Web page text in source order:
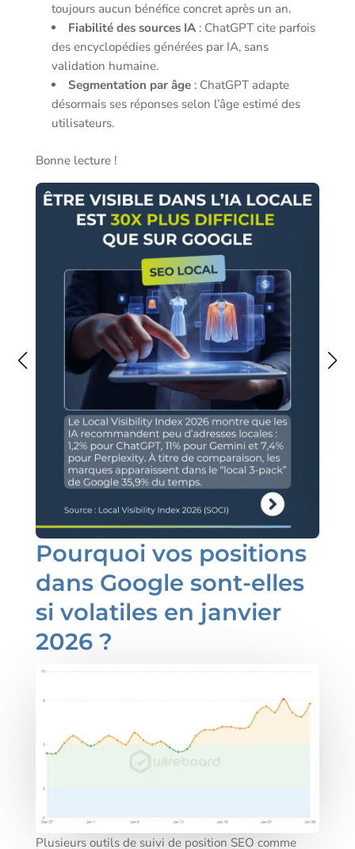
toujours aucun bénéfice concret après un an.
Fiabilité des sources IA: ChatGPT cite parfois
des encyclopédies générées par IA, sans
validation humaine.
Segmentation par âge: ChatGPT adapte
désormais ses réponses selon l’âge estimé des
utilisateurs.
Bonne lecture !
Pourquoi vos positions
dans Google sont-elles
si volatiles en janvier
2026 ?
Plusieurs outils de suivi de position SEO comme